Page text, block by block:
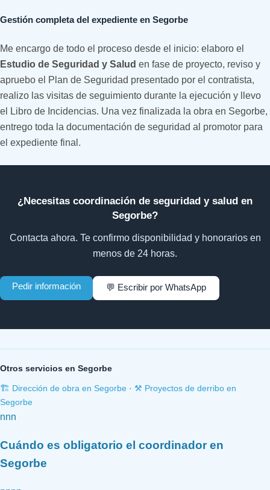
Gestión completa del expediente en Segorbe
Me encargo de todo el proceso desde el inicio: elaboro el
Estudio de Seguridad y Salud en fase de proyecto, reviso y
apruebo el Plan de Seguridad presentado por el contratista,
realizo las visitas de seguimiento durante la ejecución y llevo
el Libro de Incidencias. Una vez finalizada la obra en Segorbe,
entrego toda la documentación de seguridad al promotor para
el expediente final.
¿Necesitas coordinación de seguridad y salud en
Segorbe?
Contacta ahora. Te confirmo disponibilidad y honorarios en
menos de 24 horas.
Pedir información 💬 Escribir por WhatsApp
Otros servicios en Segorbe
🏗️ Dirección de obra en Segorbe · ⚒️ Proyectos de derribo en
Segorbe
nnn
Cuándo es obligatorio el coordinador en
Segorbe